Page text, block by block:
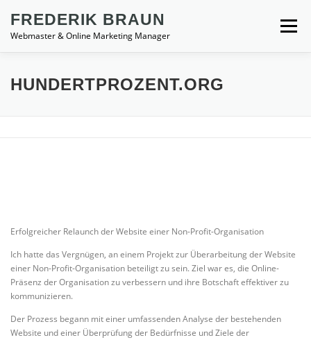
springen
Inhalt
springen
FREDERIK BRAUN
Webmaster & Online Marketing Manager
Menü
LEISTUNGEN REFERENZEN KONTAKT
HUNDERTPROZENT.ORG
Erfolgreicher Relaunch der Website einer Non-Profit-Organisation
Ich hatte das Vergnügen, an einem Projekt zur Überarbeitung der Website
einer Non-Profit-Organisation beteiligt zu sein. Ziel war es, die Online-
Präsenz der Organisation zu verbessern und ihre Botschaft effektiver zu
kommunizieren.
Der Prozess begann mit einer umfassenden Analyse der bestehenden
Website und einer Überprüfung der Bedürfnisse und Ziele der